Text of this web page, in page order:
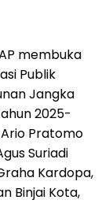
membuka
Publik
Jangka
2025-
Pratomo
Suriadi
Kardopa,
Binjai Kota,